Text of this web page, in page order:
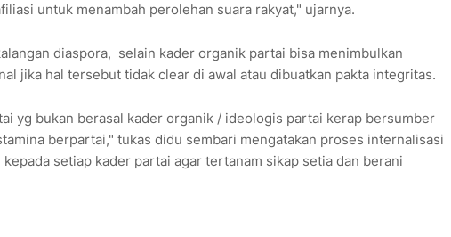
untuk menambah perolehan suara rakyat," ujarnya.
diaspora, selain kader organik partai bisa menimbulkan
jika hal tersebut tidak clear di awal atau dibuatkan pakta integritas.
yg bukan berasal kader organik / ideologis partai kerap bersumber
berpartai," tukas didu sembari mengatakan proses internalisasi
setiap kader partai agar tertanam sikap setia dan berani